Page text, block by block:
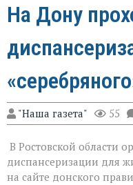
На Дону
"Наша газета" 55
В Ростовской области
диспансеризации для
на сайте донского